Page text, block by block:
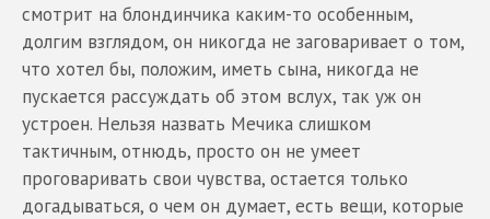
смотрит на блондинчика каким-то особенным,
долгим взглядом, он никогда не заговаривает о том,
что хотел бы, положим, иметь сына, никогда не
пускается рассуждать об этом вслух, так уж он
устроен. Нельзя назвать Мечика слишком
тактичным, отнюдь, просто он не умеет
проговаривать свои чувства, остается только
догадываться, о чем он думает, есть вещи, которые